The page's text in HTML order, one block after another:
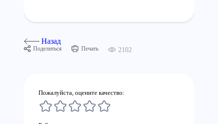
Назад
Поделиться Печать 2102
Пожалуйста, оцените качество: